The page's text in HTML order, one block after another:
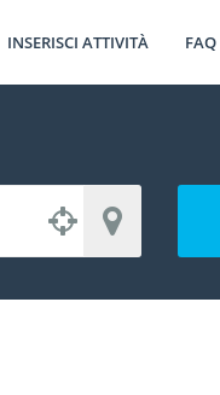
INSERISCI ATTIVITÀ FAQ